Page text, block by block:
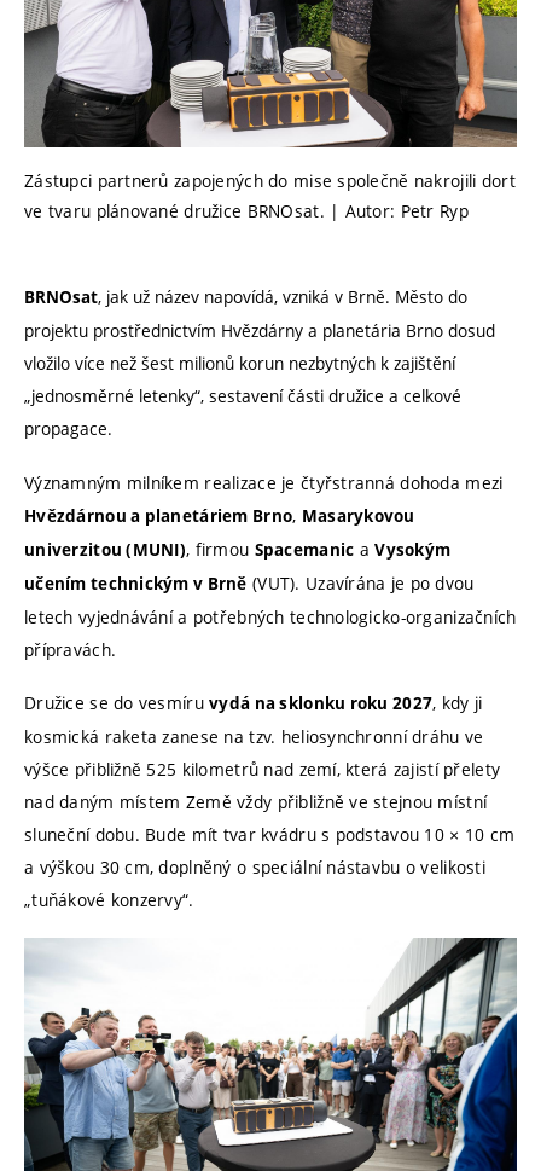
Zástupci partnerů zapojených do mise společně nakrojili dort
ve tvaru plánované družice BRNOsat. | Autor: Petr Ryp
BRNOsat, jak už název napovídá, vzniká v Brně. Město do
projektu prostřednictvím Hvězdárny a planetária Brno dosud
vložilo více než šest milionů korun nezbytných k zajištění
„jednosměrné letenky“, sestavení části družice a celkové
propagace.
Významným milníkem realizace je čtyřstranná dohoda mezi
Hvězdárnou a planetáriem Brno, Masarykovou
univerzitou (MUNI), firmou Spacemanic aVysokým
učením technickým v Brně (VUT). Uzavírána je po dvou
letech vyjednávání a potřebných technologicko-organizačních
přípravách.
Družice se do vesmíruvydá na sklonku roku 2027, kdy ji
kosmická raketa zanese na tzv. heliosynchronní dráhu ve
výšce přibližně 525 kilometrů nad zemí, která zajistí přelety
nad daným místem Země vždy přibližně ve stejnou místní
sluneční dobu. Bude mít tvar kvádru s podstavou 10 × 10 cm
a výškou 30 cm, doplněný o speciální nástavbu o velikosti
„tuňákové konzervy“.